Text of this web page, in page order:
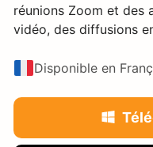
réunions Zoom et des
vidéo, des diffusions
Disponible en